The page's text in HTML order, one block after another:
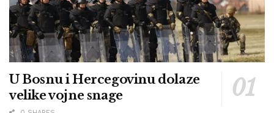
U Bosnu i Hercegovinu dolaze
velike vojne snage